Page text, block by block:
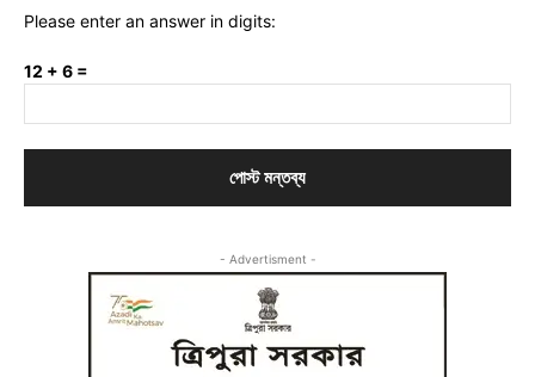
Please enter an answer in digits:
12 + 6 =
- Advertisment -